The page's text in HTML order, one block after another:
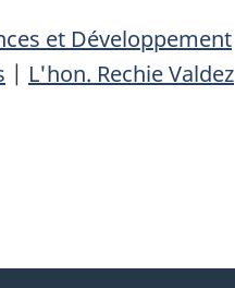
et Développement
| L'hon. Rechie Valdez